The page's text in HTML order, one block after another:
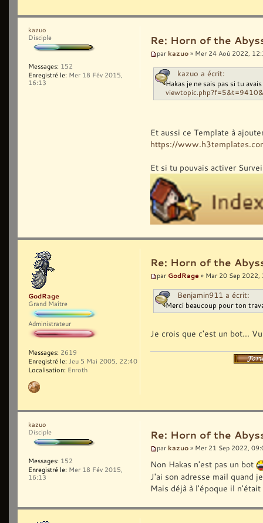
Re: Horn of the
par kazuo » Mer 24 Aoû 2022,
kazuo a écrit:
Hakas je ne sais pas si tu
Et aussi ce Template à
https://
Et si tu pouvais activer
kazuo
Disciple
Messages: 152
Enregistré le: Mer 18 Fév 2015,
16:13
Re: Horn of the
par GodRage » Mar 20 Sep 2022,
Benjamin911 a écrit:
Merci beaucoup pour ton
Je crois que c'est un bot...
GodRage
Grand Maître
Administrateur
Messages: 2619
Enregistré le: Jeu 5 Mai 2005, 22:40
Localisation: Enroth
Re: Horn of the
par kazuo » Mer 21 Sep 2022,
Non Hakas n'est pas un bot
J'ai son adresse mail quand
Mais déjà à l'époque il
kazuo
Disciple
Messages: 152
Enregistré le: Mer 18 Fév 2015,
16:13